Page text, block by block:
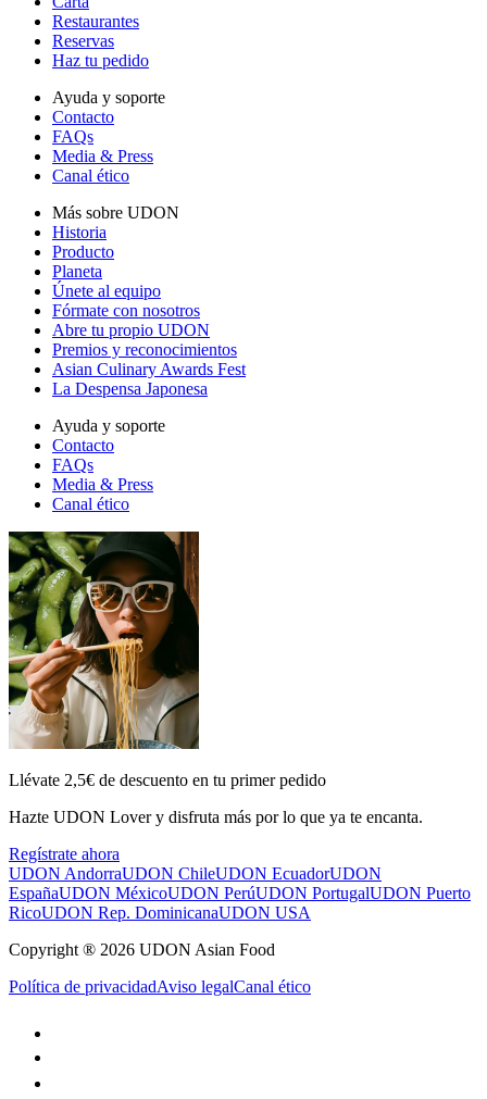
Restaurantes
Reservas
Haz tu pedido
Ayuda y soporte
Contacto
FAQs
Media & Press
Canal ético
Más sobre UDON
Historia
Producto
Planeta
Únete al equipo
Fórmate con nosotros
Abre tu propio UDON
Premios y reconocimientos
Asian Culinary Awards Fest
La Despensa Japonesa
Ayuda y soporte
Contacto
FAQs
Media & Press
Canal ético
Llévate 2,5€ de descuento en tu primer pedido
Hazte UDON Lover y disfruta más por lo que ya te encanta.
Regístrate ahora
UDON AndorraUDON ChileUDON EcuadorUDON
EspañaUDON MéxicoUDON PerúUDON PortugalUDON Puerto
RicoUDON Rep. DominicanaUDON USA
Copyright ® 2026 UDON Asian Food
Política de privacidadAviso legalCanal ético